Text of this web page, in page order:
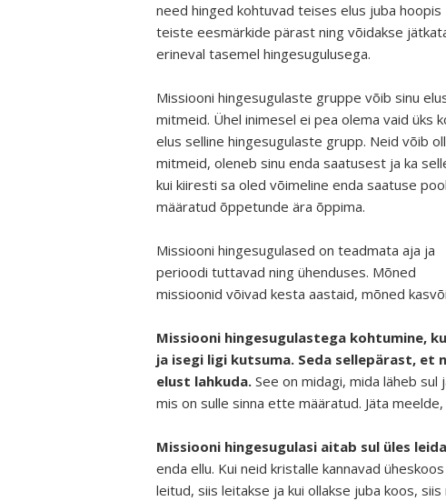
need hinged kohtuvad teises elus juba hoopis
teiste eesmärkide pärast ning võidakse
erineval tasemel hingesugulusega.
Missiooni hingesugulaste gruppe võib sinu
mitmeid. Ühel inimesel ei pea olema vaid üks
elus selline hingesugulaste grupp. Neid võib
mitmeid, oleneb sinu enda saatusest ja ka
kui kiiresti sa oled võimeline enda saatuse
määratud õppetunde ära õppima.
Missiooni hingesugulased on teadmata aja ja
perioodi tuttavad ning ühenduses. Mõned
missioonid võivad kesta aastaid, mõned
Missiooni hingesugulastega kohtumine,
ja isegi ligi kutsuma. Seda sellepärast,
elust lahkuda. See on midagi, mida läheb
mis on sulle sinna ette määratud. Jäta
Missiooni hingesugulasi aitab sul üles leida
enda ellu. Kui neid kristalle kannavad
leitud, siis leitakse ja kui ollakse juba koos,